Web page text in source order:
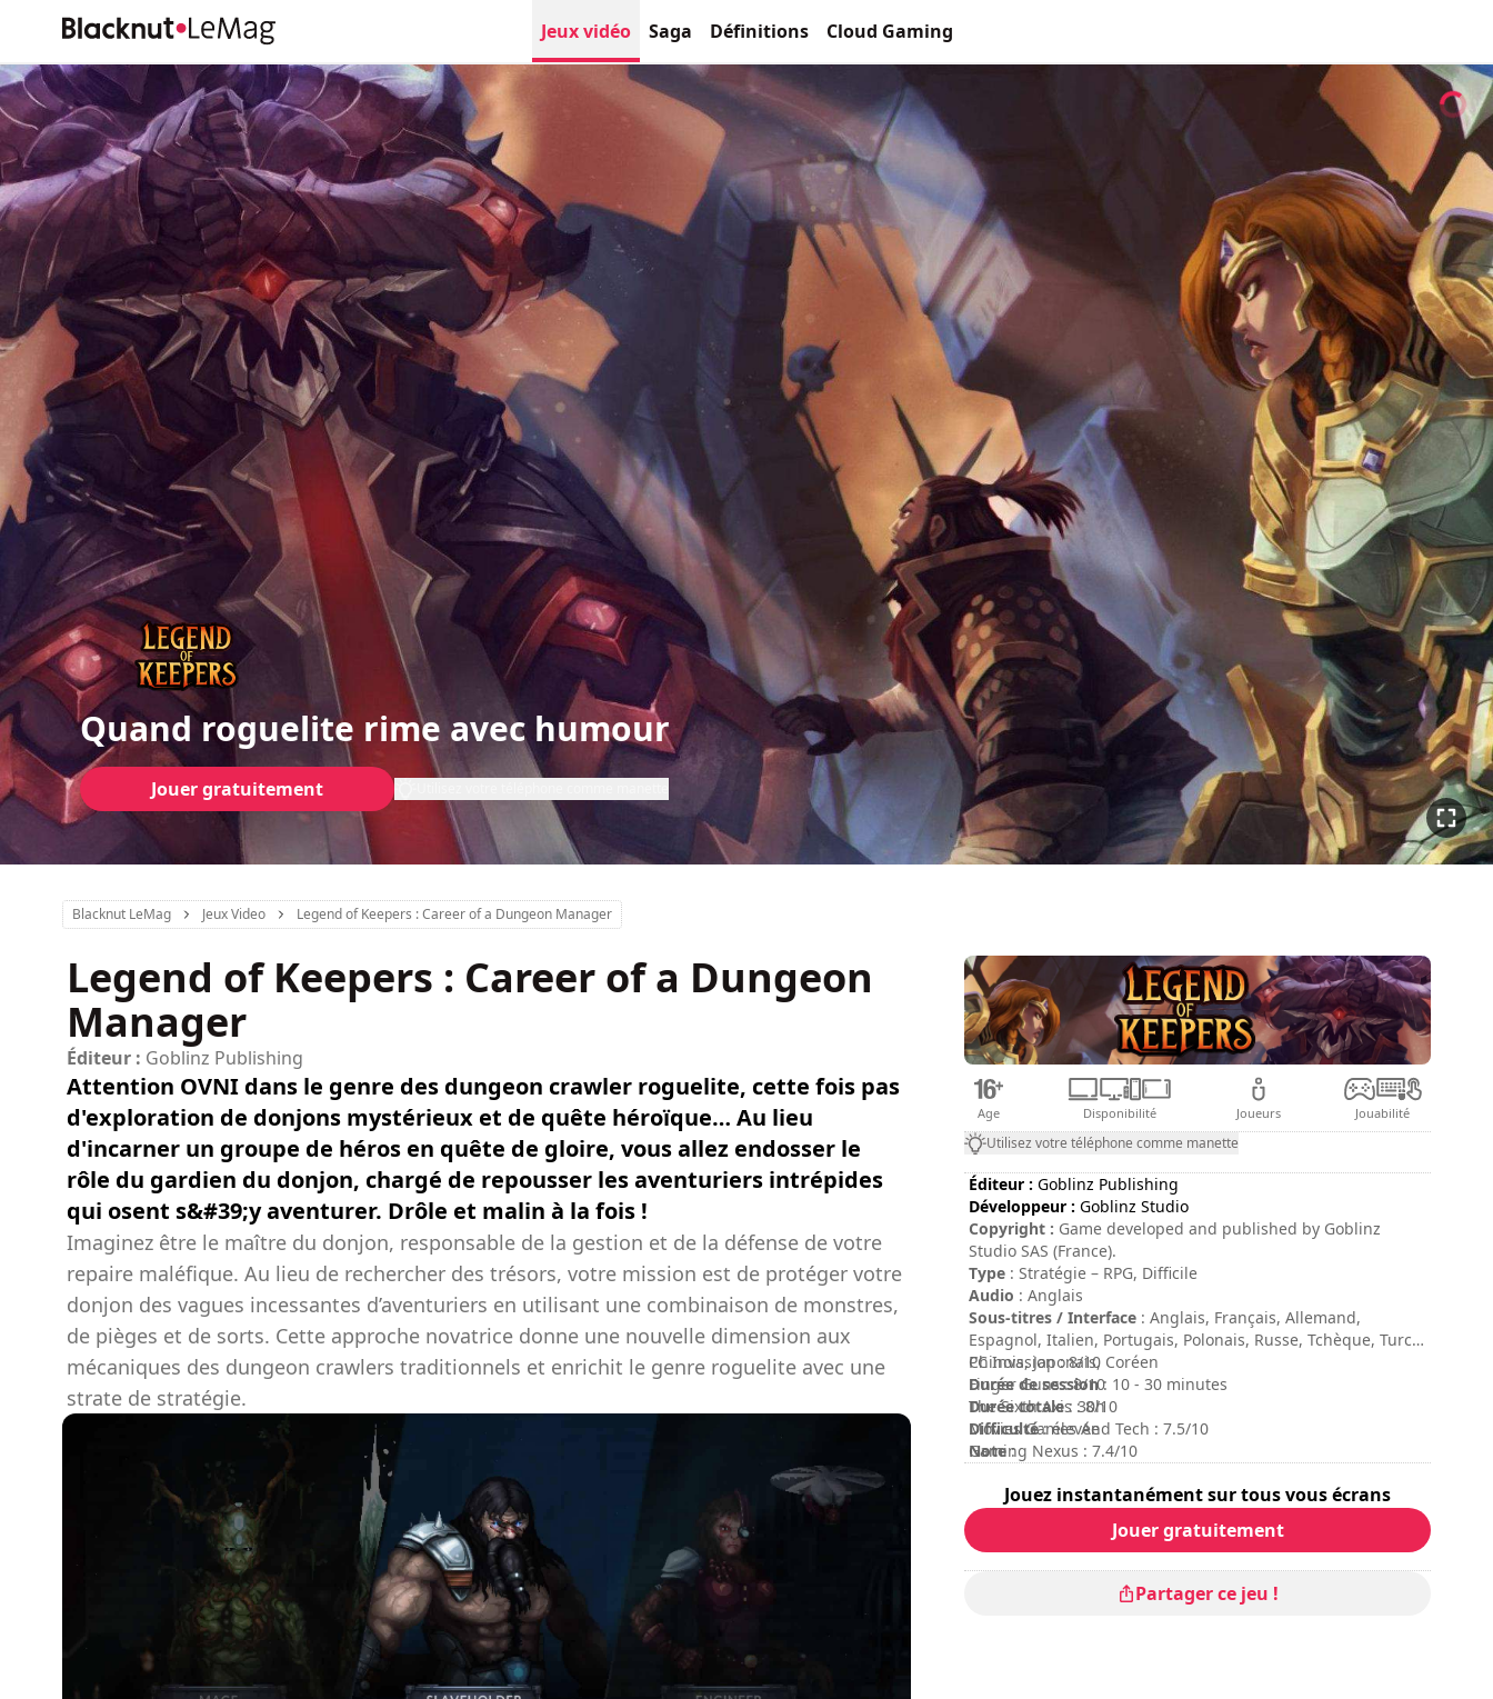
Jeux vidéo Saga Définitions Cloud Gaming
Quand roguelite rime avec humour
Jouer gratuitement
Blacknut LeMag Jeux Video Legend of Keepers : Career of a Dungeon Manager
Legend of Keepers : Career of a Dungeon
Manager
Éditeur : Goblinz Publishing
Attention OVNI dans le genre des dungeon crawler roguelite, cette fois pas
d'exploration de donjons mystérieux et de quête héroïque… Au lieu
d'incarner un groupe de héros en quête de gloire, vous allez endosser le
rôle du gardien du donjon, chargé de repousser les aventuriers intrépides
qui osent s&#39;y aventurer. Drôle et malin à la fois !
Imaginez être le maître du donjon, responsable de la gestion et de la défense de votre
repaire maléfique. Au lieu de rechercher des trésors, votre mission est de protéger votre
donjon des vagues incessantes d’aventuriers en utilisant une combinaison de monstres,
de pièges et de sorts. Cette approche novatrice donne une nouvelle dimension aux
mécaniques des dungeon crawlers traditionnels et enrichit le genre roguelite avec une
strate de stratégie.
Age Disponibilité Joueurs Jouabilité
Utilisez votre téléphone comme manette
Éditeur : Goblinz Publishing
Développeur : Goblinz Studio
Copyright : Game developed and published by Goblinz
Studio SAS (France).
Type : Stratégie – RPG, Difficile
Audio : Anglais
Sous-titres / Interface : Anglais, Français, Allemand,
Espagnol, Italien, Portugais, Polonais, Russe, Tchèque, Turc,
Chinois, Japonais, Coréen
Durée de session: 10 - 30 minutes
Durée totale: 30h
Difficulté: élevée
Note:
PC Invasion : 8/10
Finger Guns : 8/10
The Sixth Axis : 8/10
Movies Games And Tech : 7.5/10
Gaming Nexus : 7.4/10
Jouez instantanément sur tous vous écrans
Jouer gratuitement
Partager ce jeu !